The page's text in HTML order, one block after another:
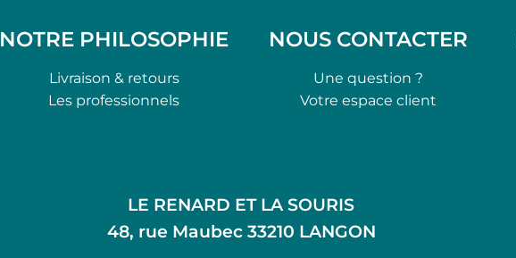
NOTRE PHILOSOPHIE
Livraison & retours
Les professionnels
NOUS CONTACTER
Une question ?
Votre espace client
LE RENARD ET LA SOURIS
48, rue Maubec 33210 LANGON